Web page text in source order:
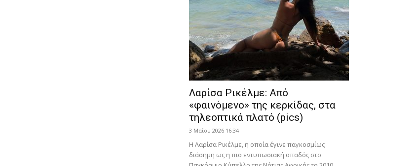
Λαρίσα Ρικέλμε: Από
«φαινόμενο» της κερκίδας, στα
τηλεοπτικά πλατό (pics)
3 Μαΐου 2026 16:34
Η Λαρίσα Ρικέλμε, η οποία έγινε παγκοσμίως
διάσημη ως η πιο εντυπωσιακή οπαδός στο